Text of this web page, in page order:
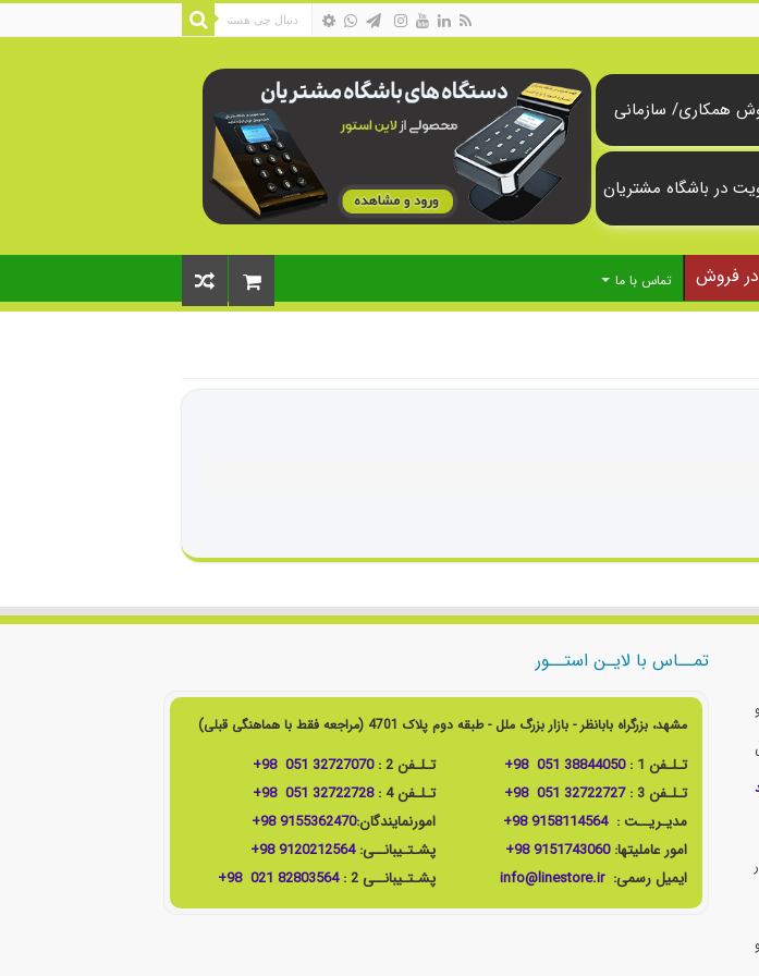
همکاری/ سازمانی
در باشگاه مشتریان
فروش تماس با ما
تمــاس با لایـن استــور
مشهد، بزرگراه بابانظر - بازار بزرگ ملل - طبقه دوم پلاک 4701 (مراجعه فقط با هماهنگی قبلی)
تـلـفن 1 : 38844050 051 98+ تـلـفن 2 :
32727070 051 98+
تـلـفن 3 :
32722727 051 98+ تـلـفن 4 :
32722728 051 98+
مدیـریــت :9158114564 98+ امورنمایندگان:9155362470 98+
امور عاملیتها:9151743060 98+ پشـتـیبانــی:9120212564 98+
ایمیل رسمی: info@linestore.ir پشـتـیبانــی 2 : 82803564 021 98+